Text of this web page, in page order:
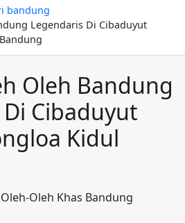
bandung
Legendaris Di Cibaduyut
Oleh Bandung
Cibaduyut
Kidul
Oleh Khas Bandung